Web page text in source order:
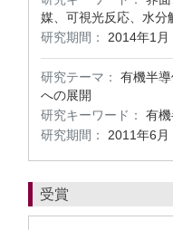
媒、可視光反応、水分
研究期間：
2014年1月
研究テーマ：
有機半
への展開
研究キーワード：
有
研究期間：
2011年6月
受賞